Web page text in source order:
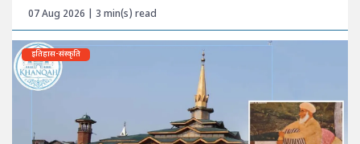
07 Aug 2026 | 3 min(s) read
इतिहास-संस्कृति